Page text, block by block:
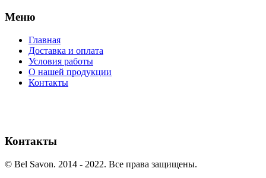
Меню
Главная
Доставка и оплата
Условия работы
О нашей продукции
Контакты
Контакты
© Bel Savon. 2014 - 2022. Все права защищены.